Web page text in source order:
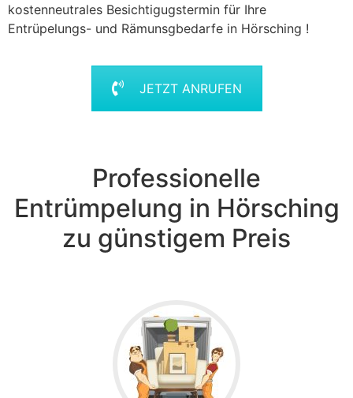
kostenneutrales Besichtigugstermin für Ihre
Entrüpelungs- und Rämunsgbedarfe in Hörsching !
JETZT ANRUFEN
Professionelle
Entrümpelung in Hörsching
zu günstigem Preis